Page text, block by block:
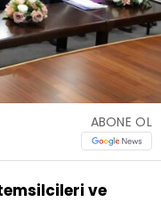
ABONE OL
ve